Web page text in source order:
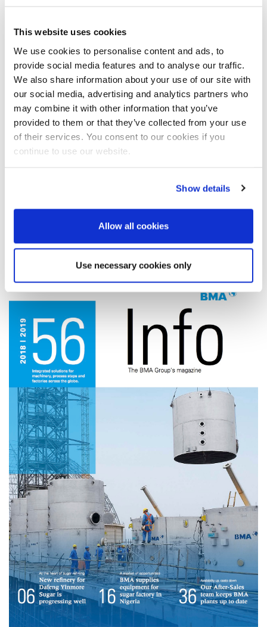
This website uses cookies
We use cookies to personalise content and ads, to
provide social media features and to analyse our traffic.
We also share information about your use of our site with
our social media, advertising and analytics partners who
may combine it with other information that you’ve
provided to them or that they’ve collected from your use
of their services. You consent to our cookies if you
continue to use our website.
Show details
Allow all cookies
Use necessary cookies only
Entretanto la estación de evaporación va tomando forma. A
finales de 2017 ya se suministraron los nueve evaporadores.
Antes del cambio de año conseguimos levantar casi la mitad de
las instalaciones, el resto debe esperar a marzo debido a las
Inicio de la producción en tres años
Durante la construcción de la nueva planta las diferentes
estaciones grandes se van uniendo gradualmente entre sí. Por
ese motivo la estación de evaporación primero debe detenerse.
del sueño con la puesta en marcha del ingenio.